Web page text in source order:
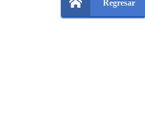
Regresar